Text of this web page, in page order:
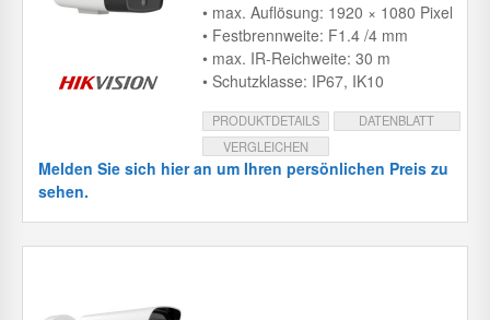
• max. Auflösung: 1920 × 1080 Pixel
• Festbrennweite: F1.4 /4 mm
• max. IR-Reichweite: 30 m
• Schutzklasse: IP67, IK10
PRODUKTDETAILS
DATENBLATT
VERGLEICHEN
Melden Sie sich hier an um Ihren persönlichen Preis zu
sehen.